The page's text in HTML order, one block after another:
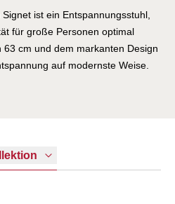
ist ein Entspannungsstuhl,
für große Personen optimal
cm und dem markanten Design
auf modernste Weise.